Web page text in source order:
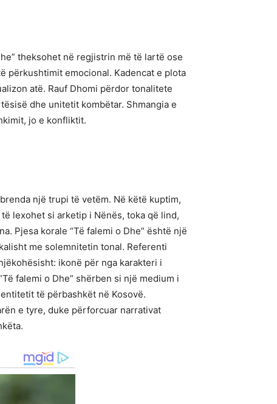
theksohet në regjistrin më të lartë ose
përkushtimit emocional. Kadencat e plota
atë. Rauf Dhomi përdor tonalitete
dhe unitetit kombëtar. Shmangia e
jo e konfliktit.
një trupi të vetëm. Në këtë kuptim,
lexohet si arketip i Nënës, toka që lind,
Pjesa korale “Të falemi o Dhe” është një
me solemnitetin tonal. Referenti
ikonë për nga karakteri i
falemi o Dhe” shërben si një medium i
të përbashkët në Kosovë.
e tyre, duke përforcuar narrativat